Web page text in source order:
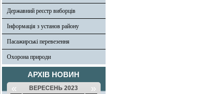
Державний реєстр виборців
Інформація з установ району
Пасажирські перевезення
Охорона природи
АРХІВ НОВИН
« ВЕРЕСЕНЬ 2023 »